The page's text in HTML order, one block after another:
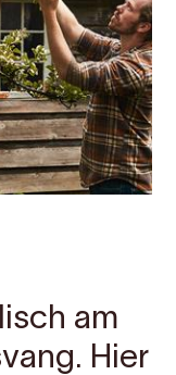
am
Hier